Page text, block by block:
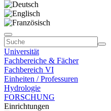
Universität
Fachbereiche & Fächer
Fachbereich VI
Einheiten / Professuren
Hydrologie
FORSCHUNG
Einrichtungen